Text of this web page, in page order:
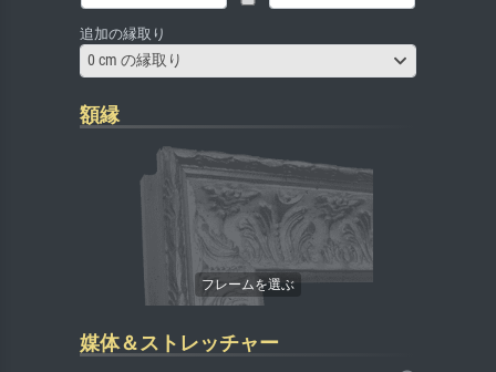
追加の縁取り
0 cm の縁取り
額縁
媒体＆ストレッチャー